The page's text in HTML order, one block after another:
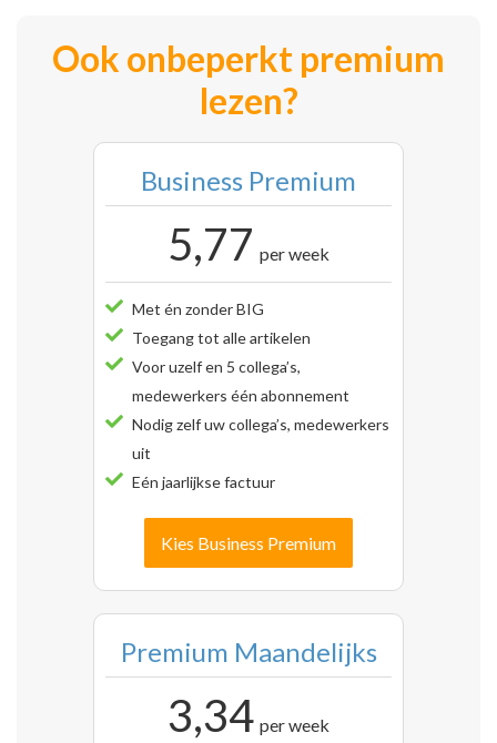
Ook onbeperkt premium
lezen?
Business Premium
5,77 per week
Met én zonder BIG
Toegang tot alle artikelen
Voor uzelf en 5 collega’s,
medewerkers één abonnement
Nodig zelf uw collega’s, medewerkers
uit
Eén jaarlijkse factuur
Kies Business Premium
Premium Maandelijks
3,34 per week